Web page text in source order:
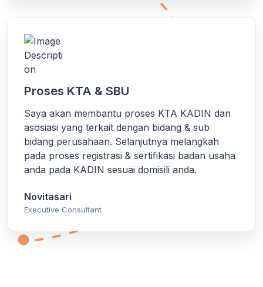
Proses KTA & SBU
Saya akan membantu proses KTA KADIN dan
asosiasi yang terkait dengan bidang & sub
bidang perusahaan. Selanjutnya melangkah
pada proses registrasi & sertifikasi badan usaha
anda pada KADIN sesuai domisili anda.
Novitasari
Executive Consultant